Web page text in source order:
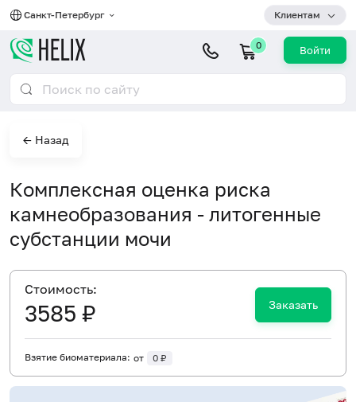
Санкт-Петербург Клиентам
0 Войти
← Назад
Комплексная оценка риска
камнеобразования - литогенные
субстанции мочи
Cтоимость:
3585 ₽ Заказать
Взятие биоматериала: от 0 ₽